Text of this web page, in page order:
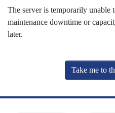
The server is temporarily unable
maintenance downtime or
later.
Take me to